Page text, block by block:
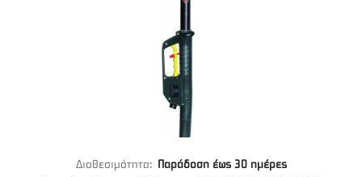
Διαθεσιμότητα: Παράδοση έως 30 ημέρες